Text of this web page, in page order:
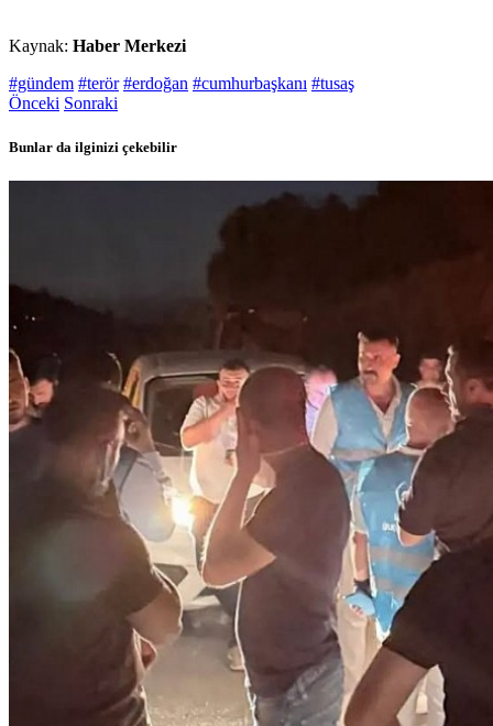
Kaynak: Haber Merkezi
#gündem #terör #erdoğan #cumhurbaşkanı #tusaş
Önceki Sonraki
Bunlar da ilginizi çekebilir